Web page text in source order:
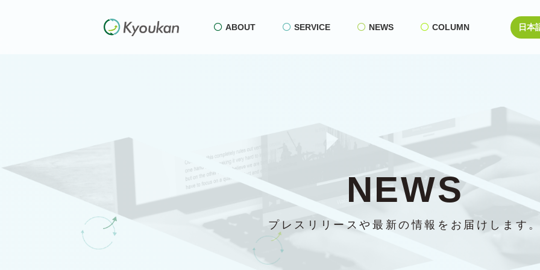
ABOUT SERVICE NEWS COLUMN
NEWS
プレスリリースや最新の情報をお届けします